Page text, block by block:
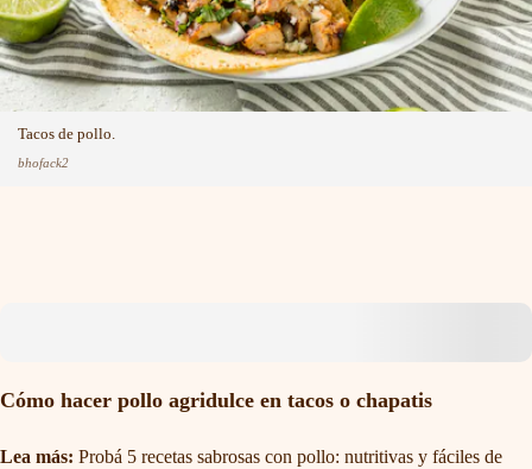
Tacos de pollo.
bhofack2
Cómo hacer pollo agridulce en tacos o chapatis
Lea más: Probá 5 recetas sabrosas con pollo: nutritivas y fáciles de